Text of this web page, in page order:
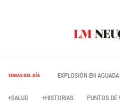
TEMAS DEL DÍA EXPLOSIÓN EN
+SALUD +HISTORIAS PUNTOS DE